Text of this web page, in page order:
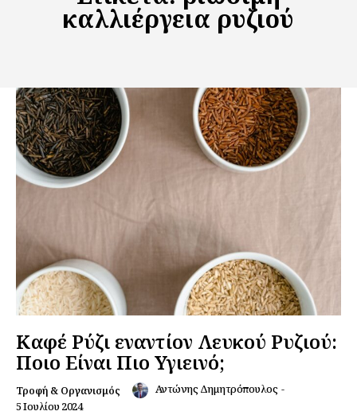
καλλιέργεια ρυζιού
Καφέ Ρύζι εναντίον Λευκού Ρυζιού:
Ποιο Είναι Πιο Υγιεινό;
Τροφή & Οργανισμός Αντώνης Δημητρόπουλος -
5 Ιουλίου 2024